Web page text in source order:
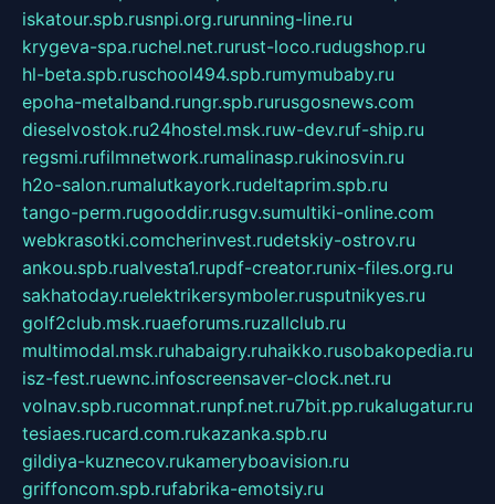
iskatour.spb.rusnpi.org.rurunning-line.ru
krygeva-spa.ruchel.net.rurust-loco.rudugshop.ru
hl-beta.spb.ruschool494.spb.rumymubaby.ru
epoha-metalband.rungr.spb.rurusgosnews.com
dieselvostok.ru24hostel.msk.ruw-dev.ruf-ship.ru
regsmi.rufilmnetwork.rumalinasp.rukinosvin.ru
h2o-salon.rumalutkayork.rudeltaprim.spb.ru
tango-perm.rugooddir.rusgv.sumultiki-online.com
webkrasotki.comcherinvest.rudetskiy-ostrov.ru
ankou.spb.rualvesta1.rupdf-creator.runix-files.org.ru
sakhatoday.ruelektrikersymboler.rusputnikyes.ru
golf2club.msk.ruaeforums.ruzallclub.ru
multimodal.msk.ruhabaigry.ruhaikko.rusobakopedia.ru
isz-fest.ruewnc.infoscreensaver-clock.net.ru
volnav.spb.rucomnat.runpf.net.ru7bit.pp.rukalugatur.ru
tesiaes.rucard.com.rukazanka.spb.ru
gildiya-kuznecov.rukameryboavision.ru
griffoncom.spb.rufabrika-emotsiy.ru